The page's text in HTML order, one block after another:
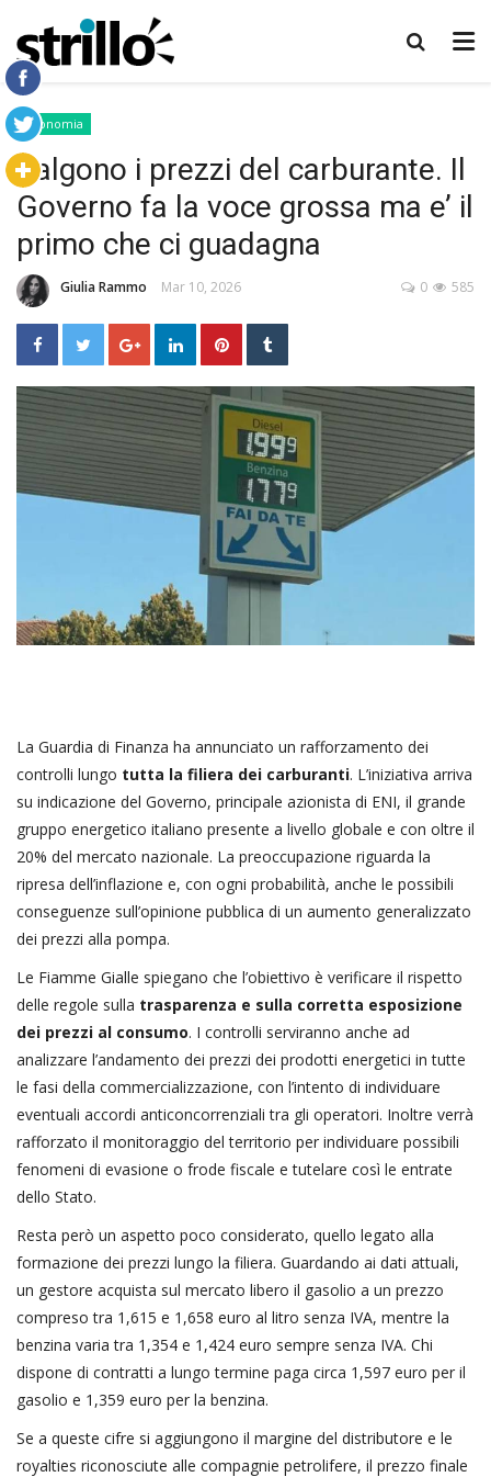
Economia
Salgono i prezzi del carburante. Il
Governo fa la voce grossa ma e’ il
primo che ci guadagna
Giulia Rammo Mar 10, 2026 585
0
La Guardia di Finanza ha annunciato un rafforzamento dei
controlli lungo tutta la filiera dei carburanti. L’iniziativa arriva
su indicazione del Governo, principale azionista di ENI, il grande
gruppo energetico italiano presente a livello globale e con oltre il
20% del mercato nazionale. La preoccupazione riguarda la
ripresa dell’inflazione e, con ogni probabilità, anche le possibili
conseguenze sull’opinione pubblica di un aumento generalizzato
dei prezzi alla pompa.
Le Fiamme Gialle spiegano che l’obiettivo è verificare il rispetto
delle regole sulla trasparenza e sulla corretta esposizione
dei prezzi al consumo. I controlli serviranno anche ad
analizzare l’andamento dei prezzi dei prodotti energetici in tutte
le fasi della commercializzazione, con l’intento di individuare
eventuali accordi anticoncorrenziali tra gli operatori. Inoltre verrà
rafforzato il monitoraggio del territorio per individuare possibili
fenomeni di evasione o frode fiscale e tutelare così le entrate
dello Stato.
Resta però un aspetto poco considerato, quello legato alla
formazione dei prezzi lungo la filiera. Guardando ai dati attuali,
un gestore acquista sul mercato libero il gasolio a un prezzo
compreso tra 1,615 e 1,658 euro al litro senza IVA, mentre la
benzina varia tra 1,354 e 1,424 euro sempre senza IVA. Chi
dispone di contratti a lungo termine paga circa 1,597 euro per il
gasolio e 1,359 euro per la benzina.
Se a queste cifre si aggiungono il margine del distributore e le
royalties riconosciute alle compagnie petrolifere, il prezzo finale